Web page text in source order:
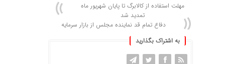
مهلت استفاده از کالابرگ تا پایان شهریور ماه
تمدید شد
دفاع تمام قد نماینده مجلس از بازار سرمایه
به اشتراک بگذارید